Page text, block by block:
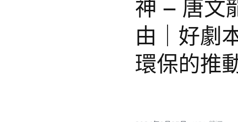
神 – 唐文
由｜好劇
環保的推